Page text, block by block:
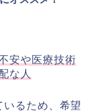
安や医療技術
な人
るため、希望